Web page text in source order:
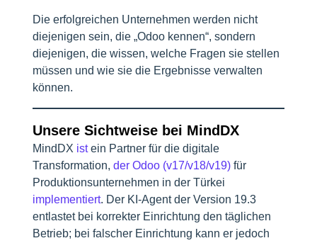
Die erfolgreichen Unternehmen werden nicht
diejenigen sein, die „Odoo kennen“, sondern
diejenigen, die wissen, welche Fragen sie stellen
müssen und wie sie die Ergebnisse verwalten
können.
Unsere Sichtweise bei MindDX
MindDX istein Partner für die digitale
Transformation, der Odoo (v17/v18/v19) für
Produktionsunternehmen in der Türkei
implementiert. Der KI-Agent der Version 19.3
entlastet bei korrekter Einrichtung den täglichen
Betrieb; bei falscher Einrichtung kann er jedoch